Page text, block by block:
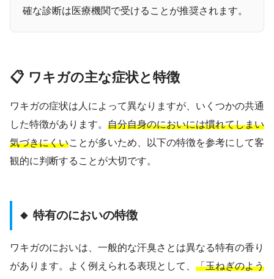
確な診断は医療機関で受けることが推奨されます。
📋 ワキガの主な症状と特徴
ワキガの症状は人によって異なりますが、いくつかの共通
した特徴があります。 自分自身のにおいには慣れてしまい
気づきにくいことが多いため、以下の特徴を参考にして客
観的に判断することが大切です。
🔸 特有のにおいの特徴
ワキガのにおいは、一般的な汗臭さとは異なる特有の香り
があります。よく例えられる表現として、 「玉ねぎのよう